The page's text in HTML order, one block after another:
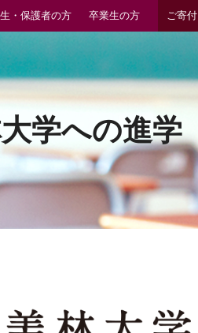
・保護者の方 卒業生の方 ご寄付
学への進学